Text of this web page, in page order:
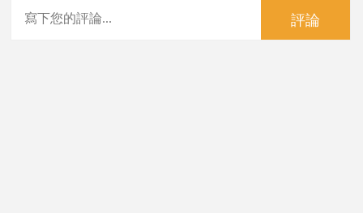
評論